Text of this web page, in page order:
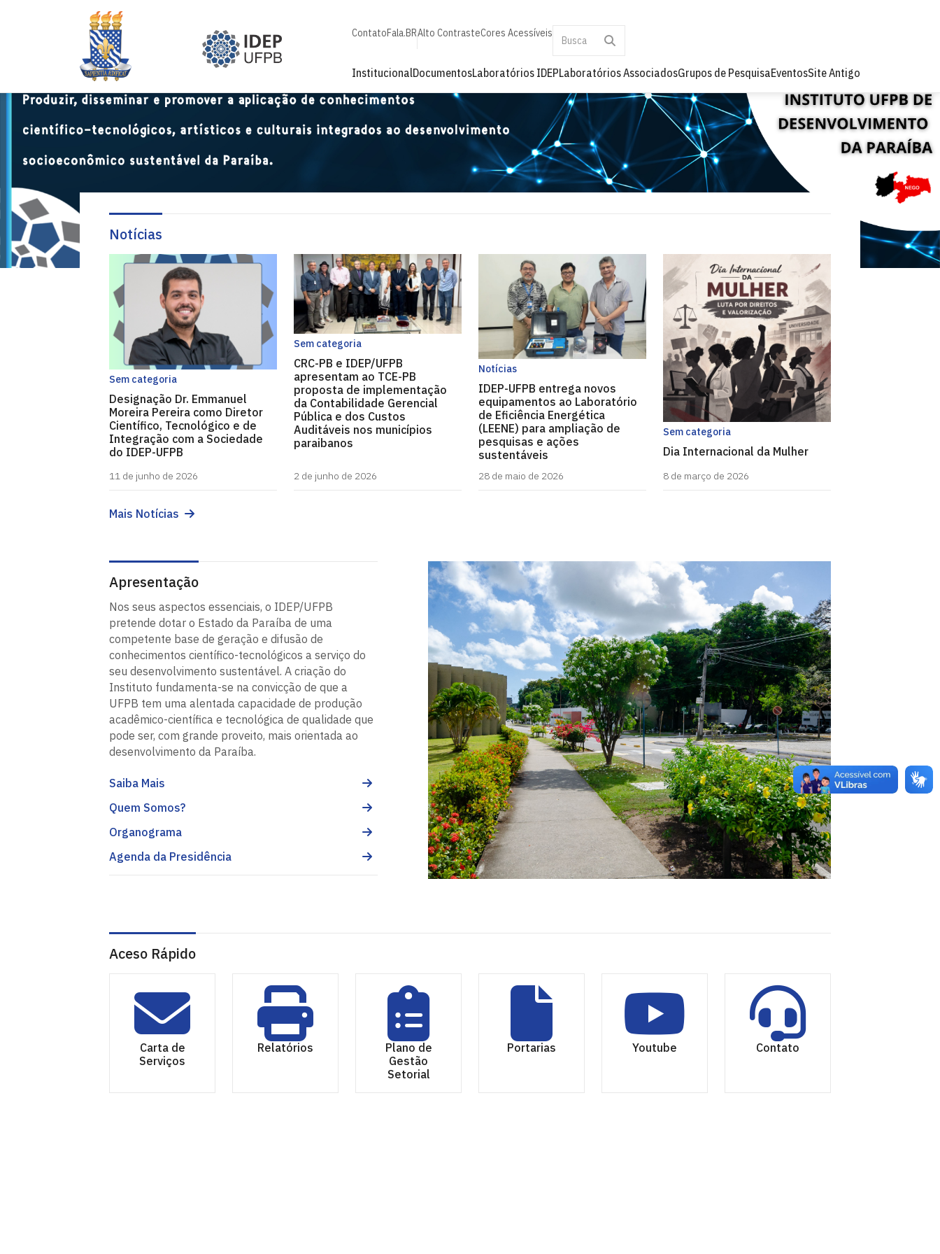
ContatoFala.BRAlto ContrasteCores Acessíveis
InstitucionalDocumentosLaboratórios IDEPLaboratórios AssociadosGrupos de PesquisaEventosSite Antigo
Notícias
Sem categoria
Designação Dr. Emmanuel
Moreira Pereira como Diretor
Científico, Tecnológico e de
Integração com a Sociedade
do IDEP-UFPB
11 de junho de 2026
Sem categoria
CRC-PB e IDEP/UFPB
apresentam ao TCE-PB
proposta de implementação
da Contabilidade Gerencial
Pública e dos Custos
Auditáveis nos municípios
paraibanos
2 de junho de 2026
Notícias
IDEP-UFPB entrega novos
equipamentos ao Laboratório
de Eficiência Energética
(LEENE) para ampliação de
pesquisas e ações
sustentáveis
28 de maio de 2026
Sem categoria
Dia Internacional da Mulher
8 de março de 2026
Mais Notícias
Apresentação
Nos seus aspectos essenciais, o IDEP/UFPB
pretende dotar o Estado da Paraíba de uma
competente base de geração e difusão de
conhecimentos científico-tecnológicos a serviço do
seu desenvolvimento sustentável. A criação do
Instituto fundamenta-se na convicção de que a
UFPB tem uma alentada capacidade de produção
acadêmico-científica e tecnológica de qualidade que
pode ser, com grande proveito, mais orientada ao
desenvolvimento da Paraíba.
Saiba Mais
Quem Somos?
Organograma
Agenda da Presidência
Aceso Rápido
Carta de
Serviços
Relatórios
Plano de
Gestão
Setorial
Portarias Youtube Contato